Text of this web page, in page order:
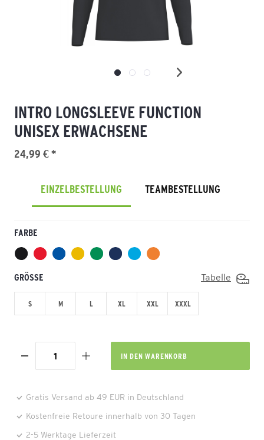
INTRO LONGSLEEVE FUNCTION
UNISEX ERWACHSENE
24,99 € *
EINZELBESTELLUNG TEAMBESTELLUNG
FARBE
GRÖSSE Tabelle
S M L XL XXL XXXL
IN DEN WARENKORB
Gratis Versand ab 49 EUR in Deutschland
Kostenfreie Retoure innerhalb von 30 Tagen
2-5 Werktage Lieferzeit